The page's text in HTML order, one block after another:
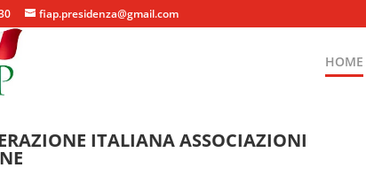
fiap.presidenza@gmail.com
HOME
ITALIANA ASSOCIAZIONI